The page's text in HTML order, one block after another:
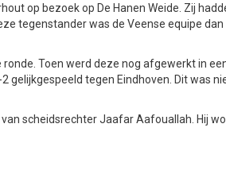
op bezoek op De Hanen Weide. Zij
tegenstander was de Veense equipe
Toen werd deze nog afgewerkt in
gelijkgespeeld tegen Eindhoven. Dit was
scheidsrechter Jaafar Aafouallah. Hij